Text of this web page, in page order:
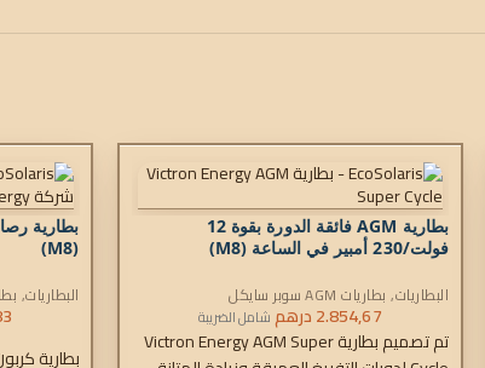
بطارية AGM فائقة الدورة بقوة 12
فولت/230 أمبير في الساعة (M8)
البطاريات, بطاريات AGM سوبر سايكل
2.854,67درهمشامل الضريبة
تم تصميم بطارية Victron Energy AGM Super
(M8)
البطاريات,
بطارية